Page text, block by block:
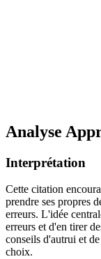
Analyse
Interprétation
Cette citation
prendre ses propres
erreurs. L'idée
erreurs et d'en tirer
conseils d'autrui et
choix.